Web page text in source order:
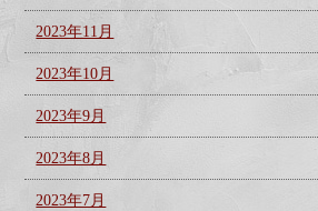
2023年11月
2023年10月
2023年9月
2023年8月
2023年7月